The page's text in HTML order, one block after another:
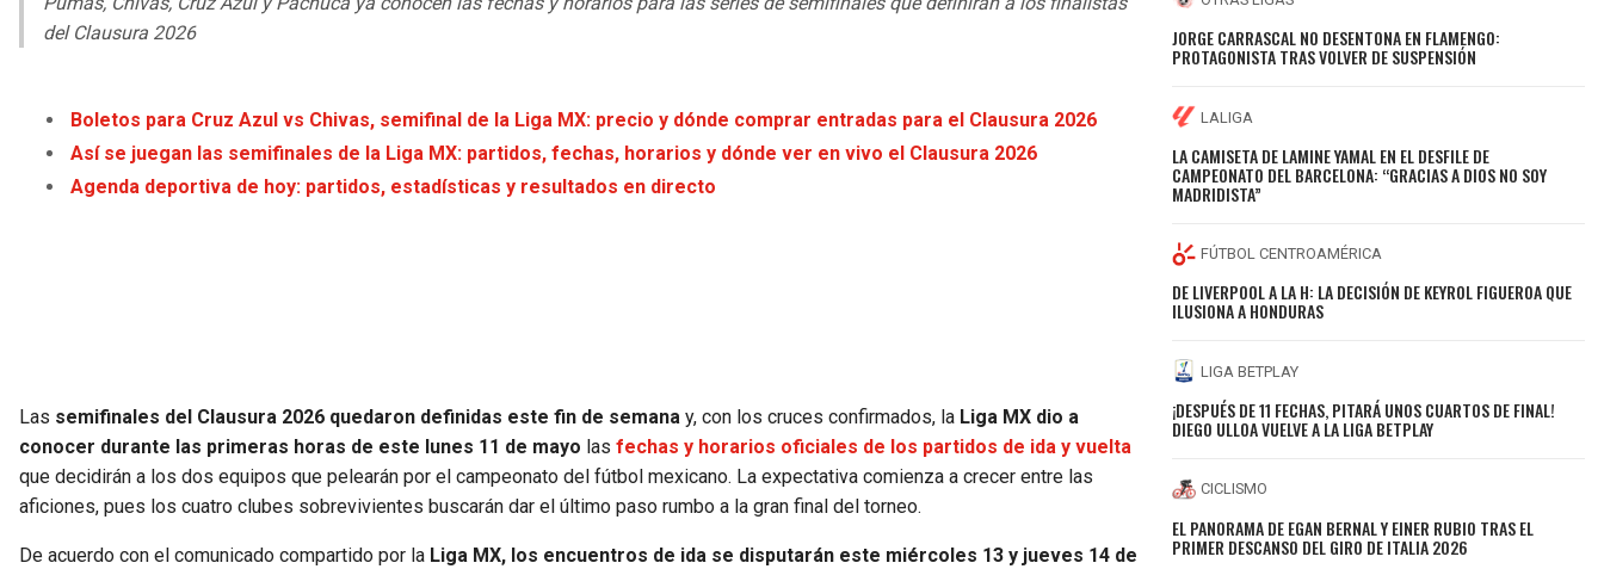
del Clausura 2026
Boletos para Cruz Azul vs Chivas, semifinal de la Liga MX: precio y dónde comprar entradas para el Clausura 2026
Así se juegan las semifinales de la Liga MX: partidos, fechas, horarios y dónde ver en vivo el Clausura 2026
Agenda deportiva de hoy: partidos, estadísticas y resultados en directo
Las semifinales del Clausura 2026 quedaron definidas este fin de semana y, con los cruces confirmados, la Liga MX dio a
conocer durante las primeras horas de este lunes 11 de mayo las fechas y horarios oficiales de los partidos de ida y vuelta
que decidirán a los dos equipos que pelearán por el campeonato del fútbol mexicano. La expectativa comienza a crecer entre las
aficiones, pues los cuatro clubes sobrevivientes buscarán dar el último paso rumbo a la gran final del torneo.
De acuerdo con el comunicado compartido por la Liga MX, los encuentros de ida se disputarán este miércoles 13 y jueves 14 de
JORGE CARRASCAL NO DESENTONA EN FLAMENGO:
PROTAGONISTA TRAS VOLVER DE SUSPENSIÓN
LALIGA
LA CAMISETA DE LAMINE YAMAL EN EL DESFILE DE
CAMPEONATO DEL BARCELONA: “GRACIAS A DIOS NO SOY
MADRIDISTA”
FÚTBOL CENTROAMÉRICA
DE LIVERPOOL A LA H: LA DECISIÓN DE KEYROL FIGUEROA QUE
ILUSIONA A HONDURAS
LIGA BETPLAY
¡DESPUÉS DE 11 FECHAS, PITARÁ UNOS CUARTOS DE FINAL!
DIEGO ULLOA VUELVE A LA LIGA BETPLAY
CICLISMO
EL PANORAMA DE EGAN BERNAL Y EINER RUBIO TRAS EL
PRIMER DESCANSO DEL GIRO DE ITALIA 2026